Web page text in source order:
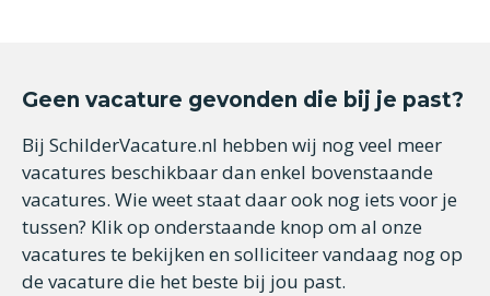
Geen vacature gevonden die bij je past?
Bij SchilderVacature.nl hebben wij nog veel meer
vacatures beschikbaar dan enkel bovenstaande
vacatures. Wie weet staat daar ook nog iets voor je
tussen? Klik op onderstaande knop om al onze
vacatures te bekijken en solliciteer vandaag nog op
de vacature die het beste bij jou past.